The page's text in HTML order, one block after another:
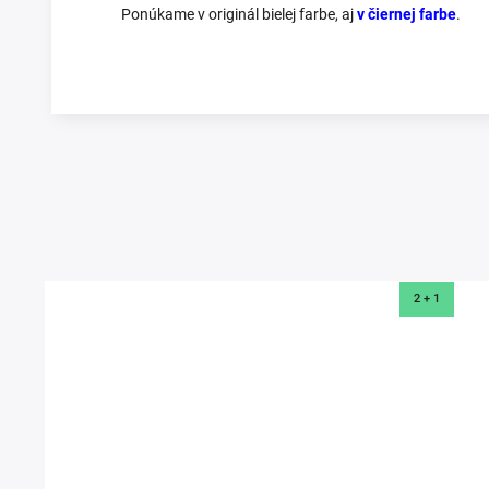
Ponúkame v originál bielej farbe, ajv čiernej farbe.
2 + 1